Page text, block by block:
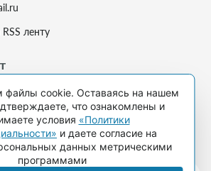
ленту
файлы cookie. Оставаясь на нашем
что ознакомлены и
условия «Политики
и даете согласие на
данных метрическими
программами